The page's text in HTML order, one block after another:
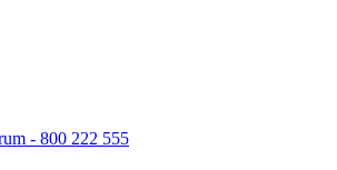
- 800 222 555